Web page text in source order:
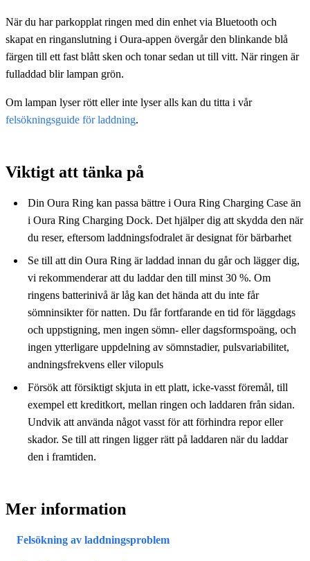
När du har parkopplat ringen med din enhet via Bluetooth och
skapat en ringanslutning i Oura-appen övergår den blinkande blå
färgen till ett fast blått sken och tonar sedan ut till vitt. När ringen är
fulladdad blir lampan grön.
Om lampan lyser rött eller inte lyser alls kan du titta i vår
felsökningsguide för laddning.
Viktigt att tänka på
Din Oura Ring kan passa bättre i Oura Ring Charging Case än
i Oura Ring Charging Dock. Det hjälper dig att skydda den när
du reser, eftersom laddningsfodralet är designat för bärbarhet
Se till att din Oura Ring är laddad innan du går och lägger dig,
vi rekommenderar att du laddar den till minst 30 %. Om
ringens batterinivå är låg kan det hända att du inte får
sömninsikter för natten. Du får fortfarande en tid för läggdags
och uppstigning, men ingen sömn- eller dagsformspoäng, och
ingen ytterligare uppdelning av sömnstadier, pulsvariabilitet,
andningsfrekvens eller vilopuls
Försök att försiktigt skjuta in ett platt, icke-vasst föremål, till
exempel ett kreditkort, mellan ringen och laddaren från sidan.
Undvik att använda något vasst för att förhindra repor eller
skador. Se till att ringen ligger rätt på laddaren när du laddar
den i framtiden.
Mer information
Felsökning av laddningsproblem